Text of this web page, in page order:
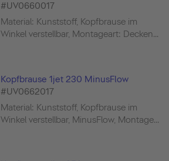
#UV0660017
Material: Kunststoff, Kopfbrause im
Winkel verstellbar, Montageart: Decken...
Kopfbrause 1jet 230 MinusFlow
#UV0662017
Material: Kunststoff, Kopfbrause im
Winkel verstellbar, MinusFlow, Montage...